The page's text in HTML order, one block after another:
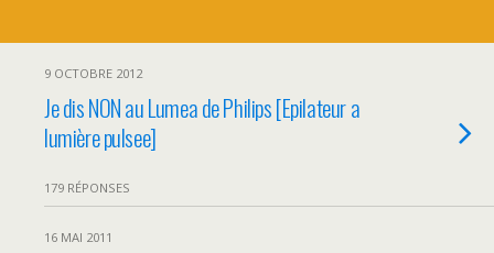
9 OCTOBRE 2012
Je dis NON au Lumea de Philips [Epilateur a
lumière pulsee]
179 RÉPONSES
16 MAI 2011